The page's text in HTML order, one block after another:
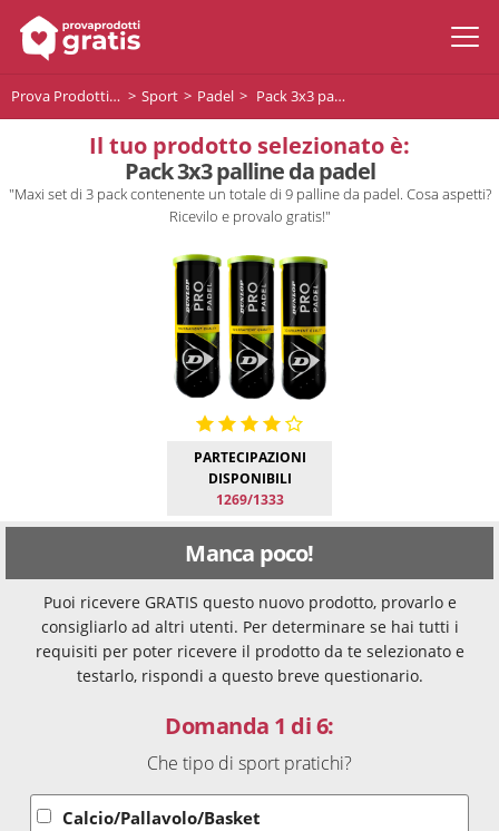
Prova Prodotti Gratis Sport Padel Pack 3x3 palline da padel
Il tuo prodotto selezionato è:
Pack 3x3 palline da padel
"Maxi set di 3 pack contenente un totale di 9 palline da padel. Cosa aspetti?
Ricevilo e provalo gratis!"
PARTECIPAZIONI
DISPONIBILI
1269/1333
Manca poco!
Puoi ricevere GRATIS questo nuovo prodotto, provarlo e
consigliarlo ad altri utenti. Per determinare se hai tutti i
requisiti per poter ricevere il prodotto da te selezionato e
testarlo, rispondi a questo breve questionario.
Domanda 1 di 6:
Che tipo di sport pratichi?
Calcio/Pallavolo/Basket